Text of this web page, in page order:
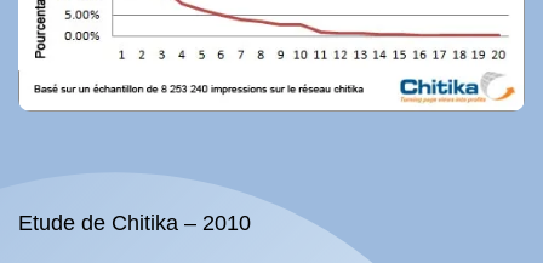
Etude de Chitika – 2010